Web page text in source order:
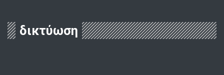
δικτύωση